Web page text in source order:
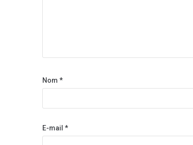
Nom *
E-mail *